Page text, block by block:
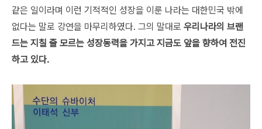
같은 일이라며 이런 기적적인 성장을 이룬 나라는 대한민국 밖에
없다는 말로 강연을 마무리하였다. 그의 말대로 우리나라의 브랜
드는 지칠 줄 모르는 성장동력을 가지고 지금도 앞을 향하여 전진
하고 있다.